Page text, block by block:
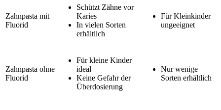
Zahnpasta mit
Fluorid
Schützt Zähne vor
Karies
In vielen Sorten
erhältlich
Für Kleinkinder
ungeeignet
Zahnpasta ohne
Fluorid
Für kleine Kinder
ideal
Keine Gefahr der
Überdosierung
Nur wenige
Sorten erhältlich